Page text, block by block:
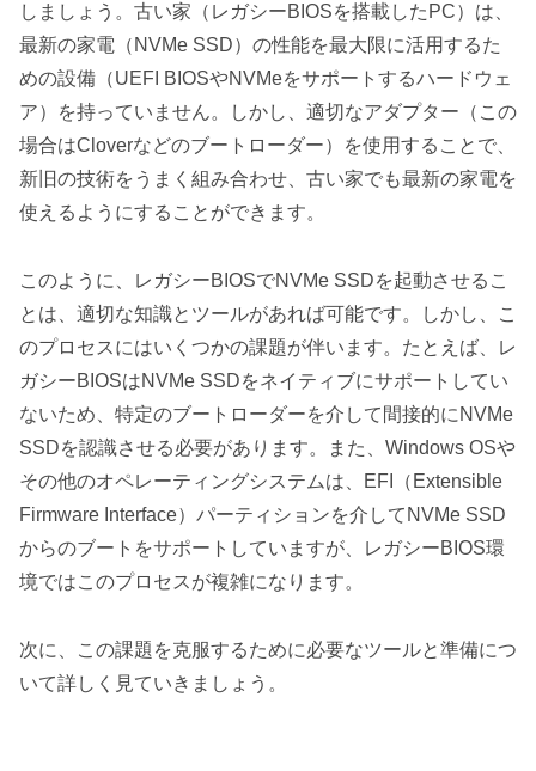
しましょう。古い家（レガシーBIOSを搭載したPC）は、
最新の家電（NVMe SSD）の性能を最大限に活用するた
めの設備（UEFI BIOSやNVMeをサポートするハードウェ
ア）を持っていません。しかし、適切なアダプター（この
場合はCloverなどのブートローダー）を使用することで、
新旧の技術をうまく組み合わせ、古い家でも最新の家電を
使えるようにすることができます。
このように、レガシーBIOSでNVMe SSDを起動させるこ
とは、適切な知識とツールがあれば可能です。しかし、こ
のプロセスにはいくつかの課題が伴います。たとえば、レ
ガシーBIOSはNVMe SSDをネイティブにサポートしてい
ないため、特定のブートローダーを介して間接的にNVMe
SSDを認識させる必要があります。また、Windows OSや
その他のオペレーティングシステムは、EFI（Extensible
Firmware Interface）パーティションを介してNVMe SSD
からのブートをサポートしていますが、レガシーBIOS環
境ではこのプロセスが複雑になります。
次に、この課題を克服するために必要なツールと準備につ
いて詳しく見ていきましょう。